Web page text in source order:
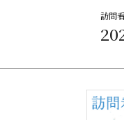
訪問